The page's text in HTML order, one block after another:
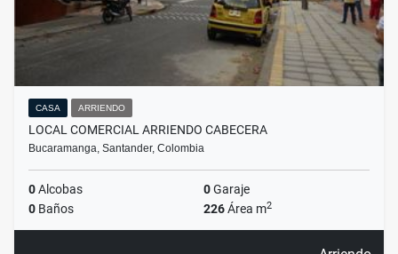
CASA ARRIENDO
LOCAL COMERCIAL ARRIENDO CABECERA
Bucaramanga, Santander, Colombia
0Alcobas 0Garaje
0 Baños 226Área m2